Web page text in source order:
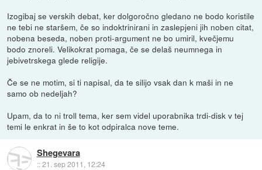
Izogibaj se verskih debat, ker dolgoročno gledano ne bodo koristile
ne tebi ne staršem, če so indoktrinirani in zaslepjeni jih noben citat,
nobena beseda, noben proti-argument ne bo umiril, kvečjemu
bodo znoreli. Velikokrat pomaga, če se delaš neumnega in
jebivetrskega glede religije.
Če se ne motim, si ti napisal, da te silijo vsak dan k maši in ne
samo ob nedeljah?
Upam, da to ni troll tema, ker sem videl uporabnika trdi-disk v tej
temi le enkrat in še to kot odpiralca nove teme.
Shegevara
::21. sep 2011, 12:24